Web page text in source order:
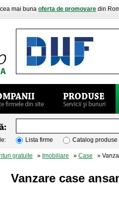
mai buna oferta de promovare din
Lista firme Catalog produse
gratuite » Imobiliare » Case »
Vanzare case